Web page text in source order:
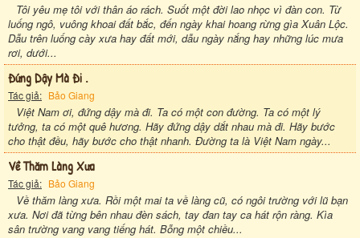
Tôi yêu mẹ tôi với thân áo rách. Suốt một đời lao nhọc vì đàn con. Từ
luống ngô, vuông khoai đất bắc, đến ngày khai hoang rừng gìa Xuân Lộc.
Dẫu trên luống cày xưa hay đất mới, dẫu ngày nắng hay những lúc mưa
rơi, dưới...
Đứng Dậy Mà Đi .
Tác giả: Bảo Giang
Việt Nam ơi, đứng dậy mà đi. Ta có một con đường. Ta có một lý
tưởng, ta có một quê hương. Hãy đứng dậy dắt nhau mà đi. Hãy bước
cho thật đều, hãy bước cho thật nhanh. Đường ta là Việt Nam ngày...
Về Thăm Làng Xưa
Tác giả: Bảo Giang
Về thăm làng xưa. Rồi một mai ta về làng cũ, có ngôi trường với lũ bạn
xưa. Nơi đã từng bên nhau đèn sách, tay đan tay ca hát rộn ràng. Kìa
sân trường vang vang tiếng hát. Bỗng một chiều...